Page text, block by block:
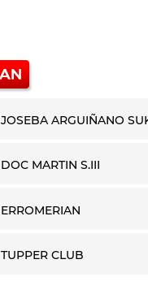
JOSEBA ARGUIÑANO
DOC MARTIN S.III
ERROMERIAN
TUPPER CLUB